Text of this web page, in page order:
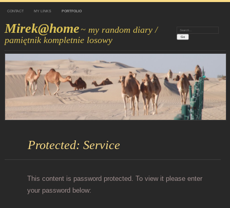
CONTACT MY LINKS PORTFOLIO
Mirek@home~ my random diary /
pamiętnik kompletnie losowy
Search:
Protected: Service
This content is password protected. To view it please enter
your password below: